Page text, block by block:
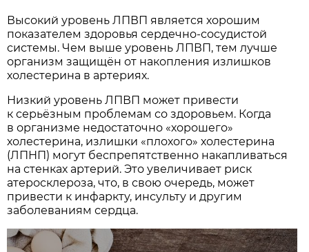
Высокий уровень ЛПВП является хорошим
показателем здоровья сердечно-сосудистой
системы. Чем выше уровень ЛПВП, тем лучше
организм защищён от накопления излишков
холестерина в артериях.
Низкий уровень ЛПВП может привести
к серьёзным проблемам со здоровьем. Когда
в организме недостаточно «хорошего»
холестерина, излишки «плохого» холестерина
(ЛПНП) могут беспрепятственно накапливаться
на стенках артерий. Это увеличивает риск
атеросклероза, что, в свою очередь, может
привести к инфаркту, инсульту и другим
заболеваниям сердца.